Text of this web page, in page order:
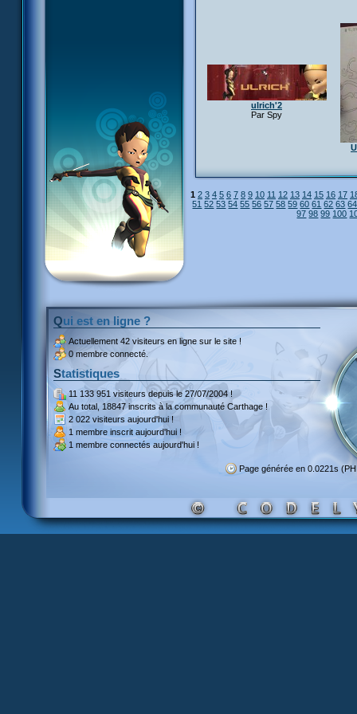
ulrich'2
Par Spy
1 2 3 4 5 6 7 8 9 10 11 12 13 14 15 16 17
51 52 53 54 55 56 57 58 59 60 61 62 63 64
97 98 99 100
Qui est en ligne ?
Actuellement 42 visiteurs en ligne sur le site !
0 membre connecté.
Statistiques
11 133 951 visiteursdepuis le 27/07/2004 !
Au total, 18847 inscritsà la communauté Carthage !
2 022 visiteurs aujourd'hui !
1 membre inscrit aujourd'hui !
1 membre connectés aujourd'hui !
Page générée en 0.0221s